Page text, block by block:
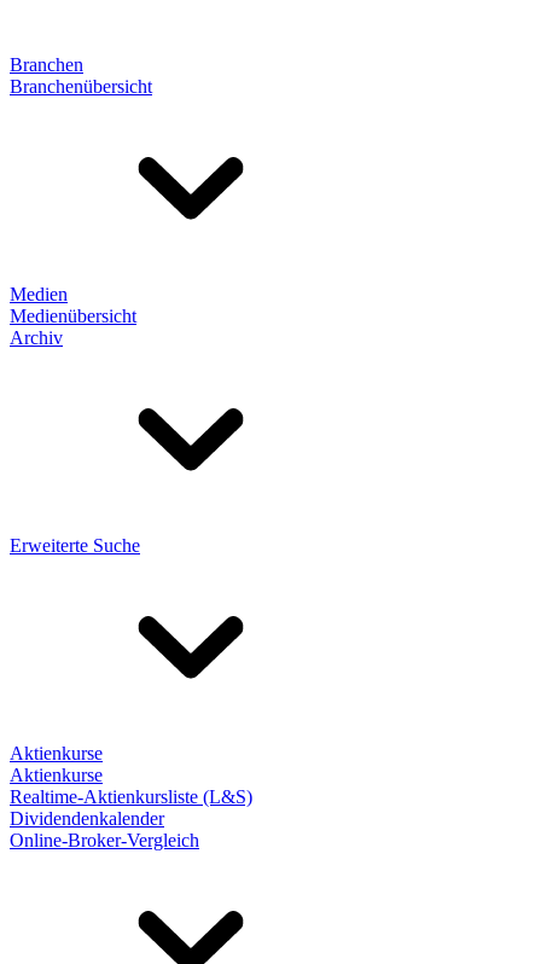
Branchen
Branchenübersicht
Medien
Medienübersicht
Archiv
Erweiterte Suche
Aktienkurse
Aktienkurse
Realtime-Aktienkursliste (L&S)
Dividendenkalender
Online-Broker-Vergleich